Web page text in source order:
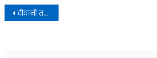
Post
navigation
दीवानी तथा राजस्व वादों सहित विभिन्न लंबित मामलों का किया जाएगा निस्तारण